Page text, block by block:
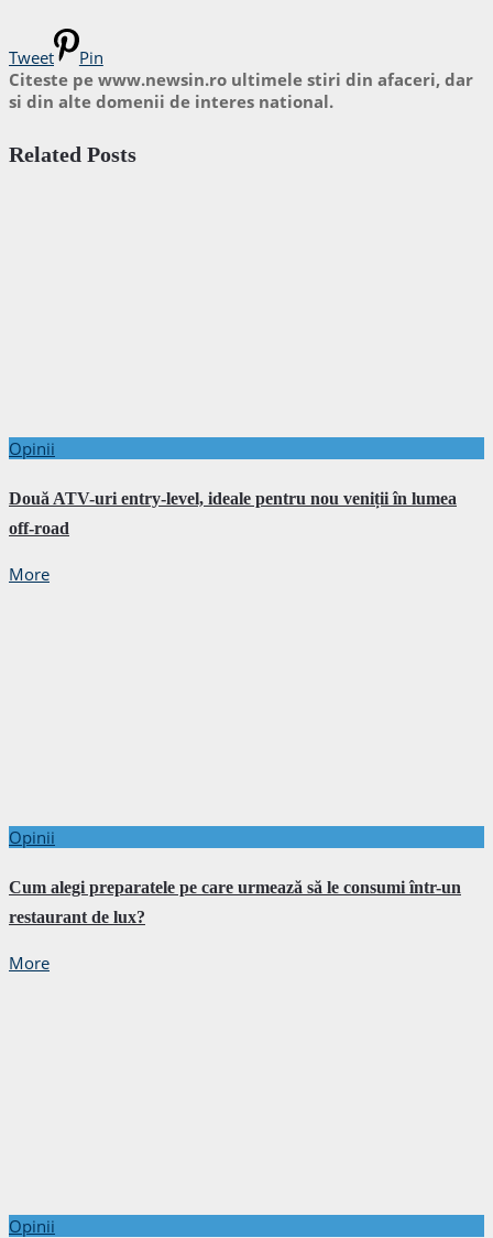
Tweet
Pin
Citeste pe www.newsin.ro ultimele stiri din afaceri, dar
si din alte domenii de interes national.
Related Posts
Opinii
Două ATV-uri entry-level, ideale pentru nou veniții în lumea
off-road
More
Opinii
Cum alegi preparatele pe care urmează să le consumi într-un
restaurant de lux?
More
Opinii